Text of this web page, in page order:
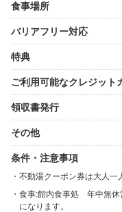
食事場所
バリアフリー対応
特典
ご利用可能なクレジット
領収書発行
その他
条件・注意事項
不動湯クーポン券は大人一
食事:館内食事処 年中無休
になります。